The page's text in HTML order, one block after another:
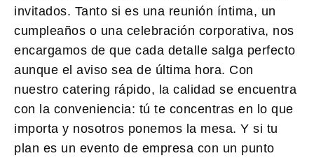
invitados. Tanto si es una reunión íntima, un
cumpleaños o una celebración corporativa, nos
encargamos de que cada detalle salga perfecto
aunque el aviso sea de última hora. Con
nuestro catering rápido, la calidad se encuentra
con la conveniencia: tú te concentras en lo que
importa y nosotros ponemos la mesa. Y si tu
plan es un evento de empresa con un punto